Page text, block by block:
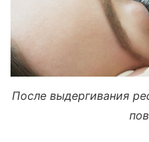
После выдергивания